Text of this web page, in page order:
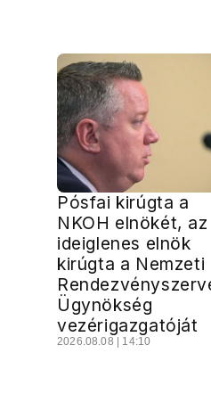
Pósfai kirúgta a
NKOH elnökét, az
ideiglenes elnök
kirúgta a Nemzeti
Ügynökség
vezérigazgatóját
2026.08.08 | 14:10